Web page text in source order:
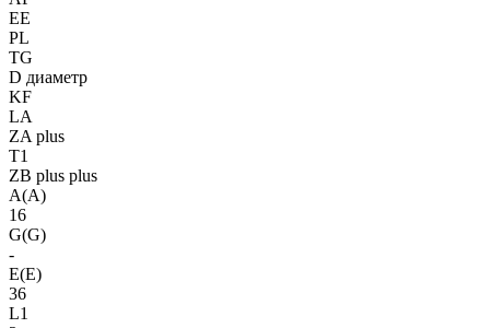
EE
PL
TG
D диаметр
KF
LA
ZA plus
T1
ZB plus plus
A(A)
16
G(G)
-
E(E)
36
L1